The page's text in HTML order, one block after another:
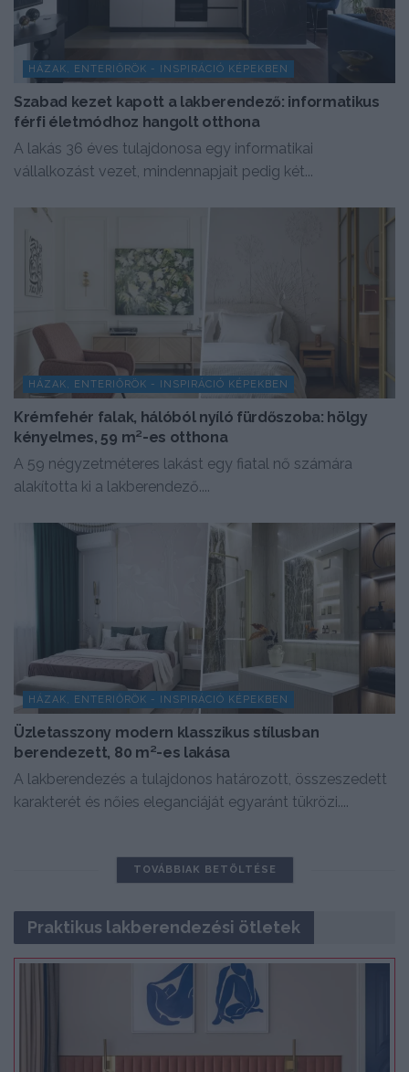
HÁZAK, ENTERIŐRÖK - INSPIRÁCIÓ KÉPEKBEN
Szabad kezet kapott a lakberendező: informatikus
férfi életmódhoz hangolt otthona
A lakás 36 éves tulajdonosa egy informatikai
vállalkozást vezet, mindennapjait pedig két...
HÁZAK, ENTERIŐRÖK - INSPIRÁCIÓ KÉPEKBEN
Krémfehér falak, hálóból nyíló fürdőszoba: hölgy
kényelmes, 59 m²-es otthona
A 59 négyzetméteres lakást egy fiatal nő számára
alakította ki a lakberendező....
HÁZAK, ENTERIŐRÖK - INSPIRÁCIÓ KÉPEKBEN
Üzletasszony modern klasszikus stílusban
berendezett, 80 m²-es lakása
A lakberendezés a tulajdonos határozott, összeszedett
karakterét és nőies eleganciáját egyaránt tükrözi....
TOVÁBBIAK BETÖLTÉSE
Praktikus lakberendezési ötletek